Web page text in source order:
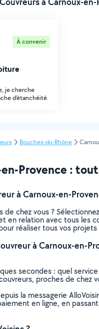
À convenir
je cherche
d'étanchéité.
Bouches-du-Rhône
Provence :
à Carnoux-en-
de chez vous ?
en relation avec tous les
réaliser tous vos projets
à Carnoux-en-
secondes : quel
proches de chez
la messagerie
en ligne, en